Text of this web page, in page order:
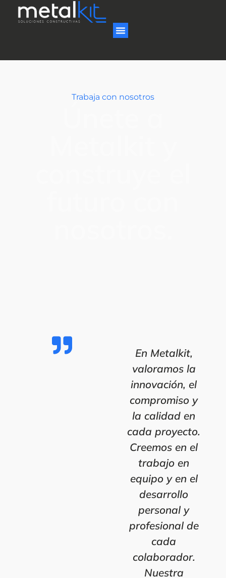
Trabaja con nosotros
En Metalkit,
valoramos la
innovación, el
compromiso y
la calidad en
cada proyecto.
Creemos en el
trabajo en
equipo y en el
desarrollo
personal y
profesional de
cada
colaborador.
Nuestra